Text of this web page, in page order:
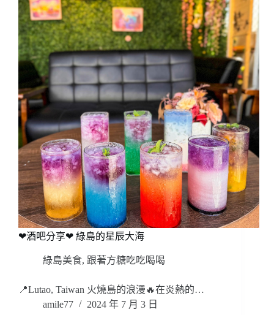
❤酒吧分享❤ 綠島的星辰大海
綠島美食, 跟著方糖吃吃喝喝
📍Lutao, Taiwan 火燒島的浪漫🔥在炎熱的…
amile77
2024 年 7 月 3 日